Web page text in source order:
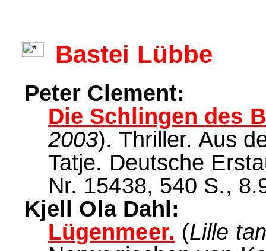
Bastei Lübbe
Peter Clement:
Die Schlingen des
2003). Thriller. Aus
Tatje. Deutsche
Nr. 15438, 540 S.,
Kjell Ola Dahl:
Lügenmeer. (Lille